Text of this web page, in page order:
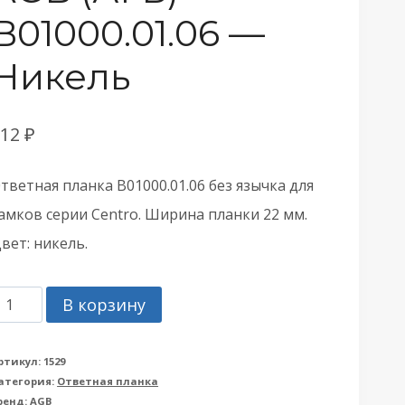
—
₽
планка B01000.01.06 без язычка для
серии Centro. Ширина планки 22 мм.
никель.
КоличествоВ корзину
1529
Ответная планка
AGB